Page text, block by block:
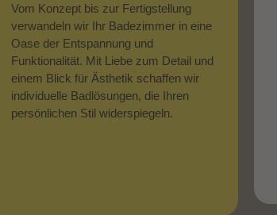
Vom Konzept bis zur Fertigstellung
verwandeln wir Ihr Badezimmer in eine
Oase der Entspannung und
Funktionalität. Mit Liebe zum Detail und
einem Blick für Ästhetik schaffen wir
individuelle Badlösungen, die Ihren
persönlichen Stil widerspiegeln.